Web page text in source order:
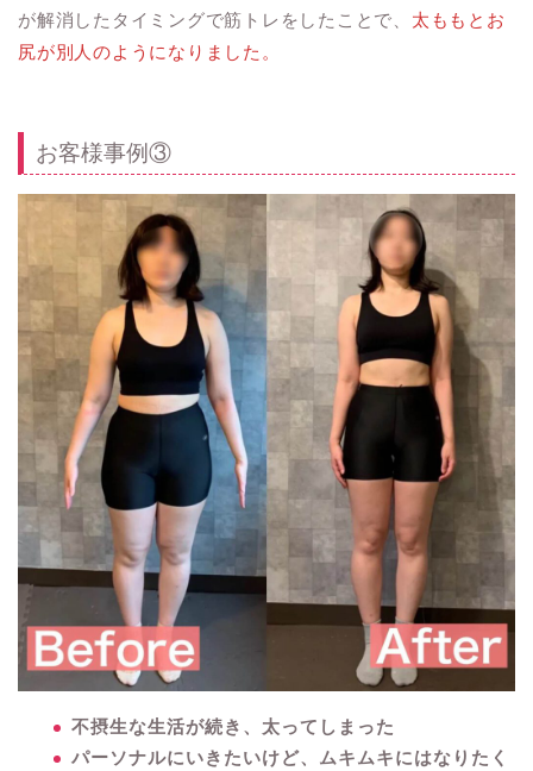
が解消したタイミングで筋トレをしたことで、 太ももとお
尻が別人のようになりました。
お客様事例③
不摂生な生活が続き、太ってしまった
パーソナルにいきたいけど、ムキムキにはなりたく